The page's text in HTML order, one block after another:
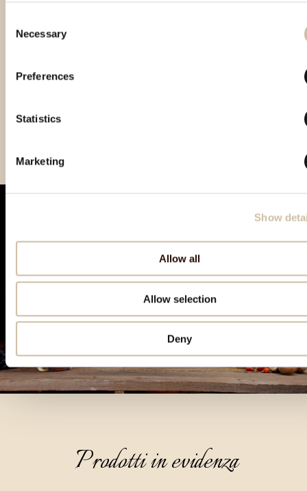
Selection
Necessary
Preferences
Statistics
Marketing
Show
Allow all
Allow selection
Deny
Prodotti in evidenza